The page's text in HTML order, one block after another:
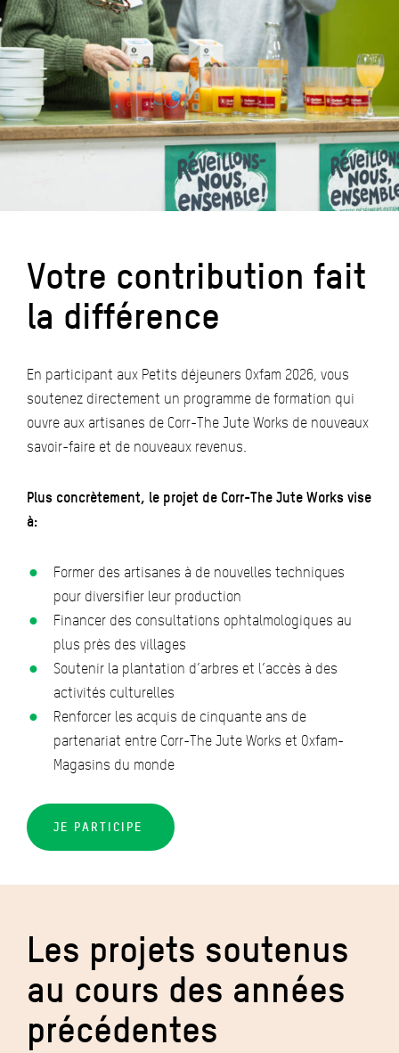
Votre contribution fait
la différence
En participant aux Petits déjeuners Oxfam 2026, vous
soutenez directement un programme de formation qui
ouvre aux artisanes de Corr-The Jute Works de nouveaux
savoir-faire et de nouveaux revenus.
Plus concrètement, le projet de Corr-The Jute Works vise
à:
Former des artisanes à de nouvelles techniques
pour diversifier leur production
Financer des consultations ophtalmologiques au
plus près des villages
Soutenir la plantation d’arbres et l’accès à des
activités culturelles
Renforcer les acquis de cinquante ans de
partenariat entre Corr-The Jute Works et Oxfam-
Magasins du monde
JE PARTICIPE
Les projets soutenus
au cours des années
précédentes